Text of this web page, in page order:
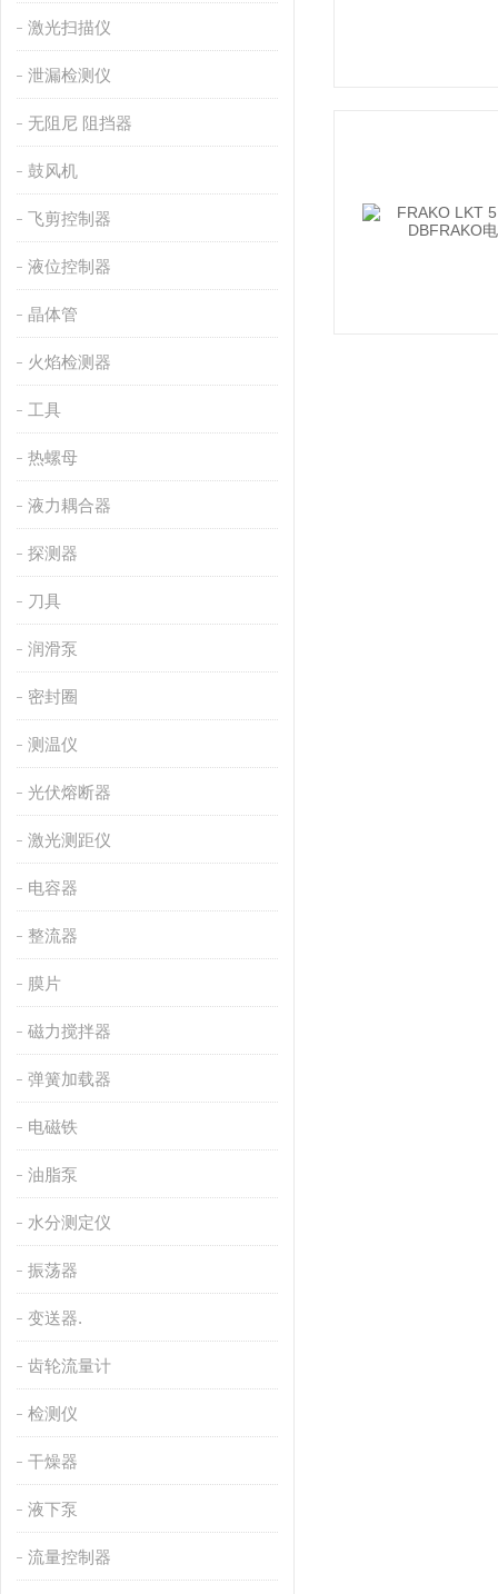
激光扫描仪
泄漏检测仪
无阻尼 阻挡器
鼓风机
飞剪控制器
液位控制器
晶体管
火焰检测器
工具
热螺母
液力耦合器
探测器
刀具
润滑泵
密封圈
测温仪
光伏熔断器
激光测距仪
电容器
整流器
膜片
磁力搅拌器
弹簧加载器
电磁铁
油脂泵
水分测定仪
振荡器
变送器.
齿轮流量计
检测仪
干燥器
液下泵
流量控制器